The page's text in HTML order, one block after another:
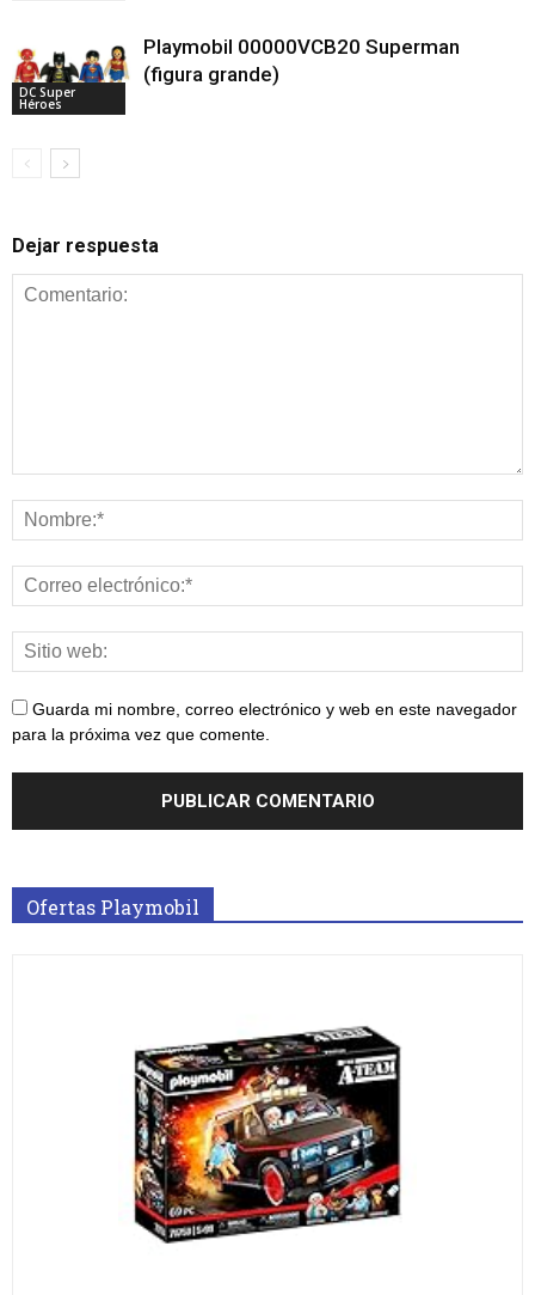
DC Super
Héroes
Playmobil 00000VCB20 Superman
(figura grande)
Dejar respuesta
Guarda mi nombre, correo electrónico y web en este navegador
para la próxima vez que comente.
Ofertas Playmobil